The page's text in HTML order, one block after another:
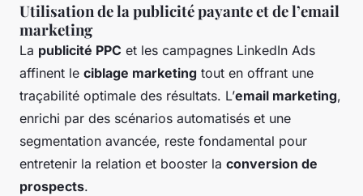
Utilisation de la publicité payante et de l’email
marketing
La publicité PPC et les campagnes LinkedIn Ads
affinent le ciblage marketing tout en offrant une
traçabilité optimale des résultats. L’email marketing,
enrichi par des scénarios automatisés et une
segmentation avancée, reste fondamental pour
entretenir la relation et booster la conversion de
prospects.